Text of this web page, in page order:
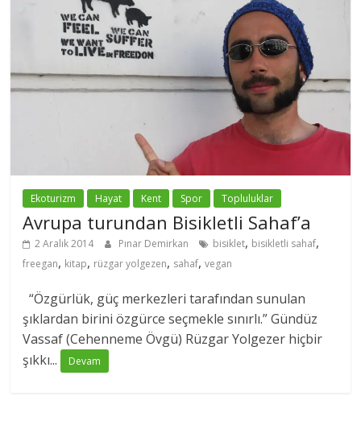
Ekoturizm Hayat Kent Spor Topluluklar
Avrupa turundan Bisikletli Sahaf’a
2 Aralık 2014 Pınar Demirkan bisiklet, bisikletli sahaf,
freegan, kitap, rüzgar yolgezen, sahaf,vegan
“Özgürlük, güç merkezleri tarafından sunulan
şıklardan birini özgürce seçmekle sınırlı.” Gündüz
Vassaf (Cehenneme Övgü) Rüzgar Yolgezer hiçbir
şıkkı...
Devam